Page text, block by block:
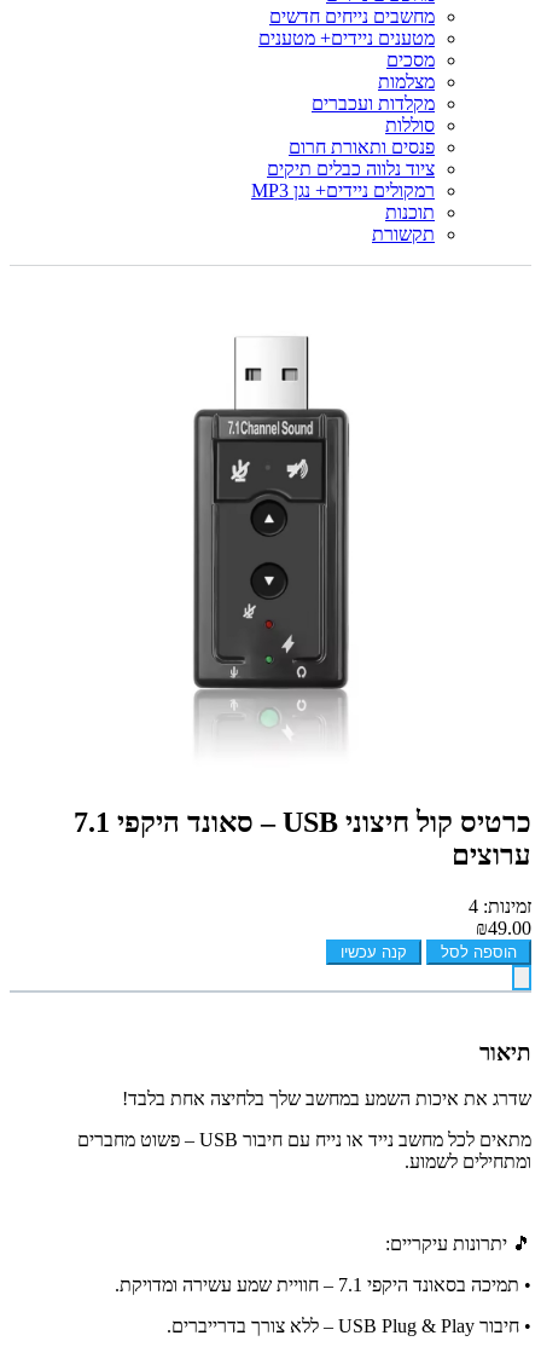
מחשבים נייחים חדשים
מטענים ניידים+ מטענים
מסכים
מצלמות
מקלדות ועכברים
סוללות
פנסים ותאורת חרום
ציוד נלווה כבלים תיקים
רמקולים ניידים+ נגן MP3
תוכנות
תקשורת
כרטיס קול חיצוני USB – סאונד היקפי 7.1
ערוצים
זמינות: 4
₪49.00
הוספה לסל קנה עכשיו
תיאור
שדרג את איכות השמע במחשב שלך בלחיצה אחת בלבד!
מתאים לכל מחשב נייד או נייח עם חיבור USB – פשוט מחברים
ומתחילים לשמוע.
🎵 יתרונות עיקריים:
• תמיכה בסאונד היקפי 7.1 – חוויית שמע עשירה ומדויקת.
• חיבור USB Plug & Play – ללא צורך בדרייברים.